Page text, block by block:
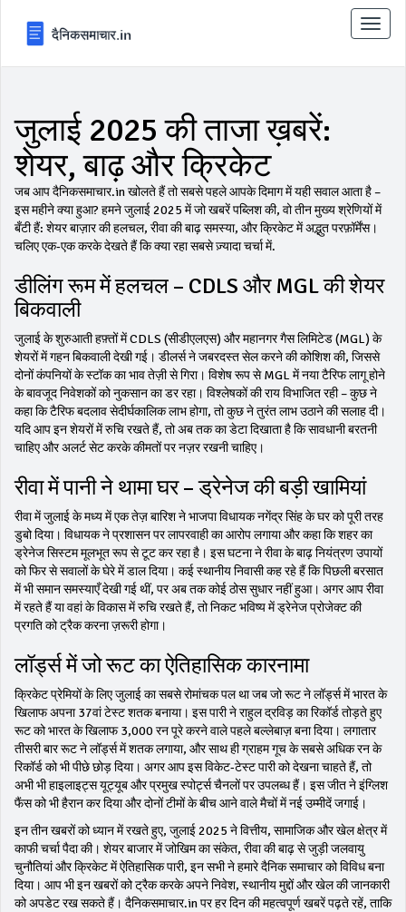
टॉगल
से
जुलाई 2025 की ताजा ख़बरें:
शेयर, बाढ़ और क्रिकेट
जब आप दैनिकसमाचार.in खोलते हैं तो सबसे पहले आपके दिमाग में यही सवाल आता है –
इस महीने क्या हुआ? हमने जुलाई 2025 में जो खबरें पब्लिश की, वो तीन मुख्य श्रेणियों में
बँटी हैं: शेयर बाज़ार की हलचल, रीवा की बाढ़ समस्या, और क्रिकेट में अद्भुत परफ़ॉर्मेंस।
चलिए एक‑एक करके देखते हैं कि क्या रहा सबसे ज़्यादा चर्चा में.
डीलिंग रूम में हलचल – CDLS और MGL की शेयर
बिकवाली
जुलाई के शुरुआती हफ़्तों में CDLS (सीडीएलएस) और महानगर गैस लिमिटेड (MGL) के
शेयरों में गहन बिकवाली देखी गई। डीलर्स ने जबरदस्त सेल करने की कोशिश की, जिससे
दोनों कंपनियों के स्टॉक का भाव तेज़ी से गिरा। विशेष रूप से MGL में नया टैरिफ लागू होने
के बावजूद निवेशकों को नुकसान का डर रहा। विश्लेषकों की राय विभाजित रही – कुछ ने
कहा कि टैरिफ बदलाव सेदीर्घकालिक लाभ होगा, तो कुछ ने तुरंत लाभ उठाने की सलाह दी।
यदि आप इन शेयरों में रुचि रखते हैं, तो अब तक का डेटा दिखाता है कि सावधानी बरतनी
चाहिए और अलर्ट सेट करके कीमतों पर नज़र रखनी चाहिए।
रीवा में पानी ने थामा घर – ड्रेनेज की बड़ी खामियां
रीवा में जुलाई के मध्य में एक तेज़ बारिश ने भाजपा विधायक नगेंद्र सिंह के घर को पूरी तरह
डुबो दिया। विधायक ने प्रशासन पर लापरवाही का आरोप लगाया और कहा कि शहर का
ड्रेनेज सिस्टम मूलभूत रूप से टूट कर रहा है। इस घटना ने रीवा के बाढ़ नियंत्रण उपायों
को फिर से सवालों के घेरे में डाल दिया। कई स्थानीय निवासी कह रहे हैं कि पिछली बरसात
में भी समान समस्याएँ देखी गई थीं, पर अब तक कोई ठोस सुधार नहीं हुआ। अगर आप रीवा
में रहते हैं या वहां के विकास में रुचि रखते हैं, तो निकट भविष्य में ड्रेनेज प्रोजेक्ट की
प्रगति को ट्रैक करना ज़रूरी होगा।
लॉर्ड्स में जो रूट का ऐतिहासिक कारनामा
क्रिकेट प्रेमियों के लिए जुलाई का सबसे रोमांचक पल था जब जो रूट ने लॉर्ड्स में भारत के
खिलाफ अपना 37वां टेस्ट शतक बनाया। इस पारी ने राहुल द्रविड़ का रिकॉर्ड तोड़ते हुए
रूट को भारत के खिलाफ 3,000 रन पूरे करने वाले पहले बल्लेबाज़ बना दिया। लगातार
तीसरी बार रूट ने लॉर्ड्स में शतक लगाया, और साथ ही ग्राहम गूच के सबसे अधिक रन के
रिकॉर्ड को भी पीछे छोड़ दिया। अगर आप इस विकेट‑टेस्ट पारी को देखना चाहते हैं, तो
अभी भी हाइलाइट्स यूट्यूब और प्रमुख स्पोर्ट्स चैनलों पर उपलब्ध हैं। इस जीत ने इंग्लिश
फैंस को भी हैरान कर दिया और दोनों टीमों के बीच आने वाले मैचों में नई उम्मीदें जगाई।
इन तीन खबरों को ध्यान में रखते हुए, जुलाई 2025 ने वित्तीय, सामाजिक और खेल क्षेत्र में
काफी चर्चा पैदा की। शेयर बाजार में जोखिम का संकेत, रीवा की बाढ़ से जुड़ी जलवायु
चुनौतियां और क्रिकेट में ऐतिहासिक पारी, इन सभी ने हमारे दैनिक समाचार को विविध बना
दिया। आप भी इन खबरों को ट्रैक करके अपने निवेश, स्थानीय मुद्दों और खेल की जानकारी
को अपडेट रख सकते हैं। दैनिकसमाचार.in पर हर दिन की महत्वपूर्ण खबरें पढ़ते रहें, ताकि